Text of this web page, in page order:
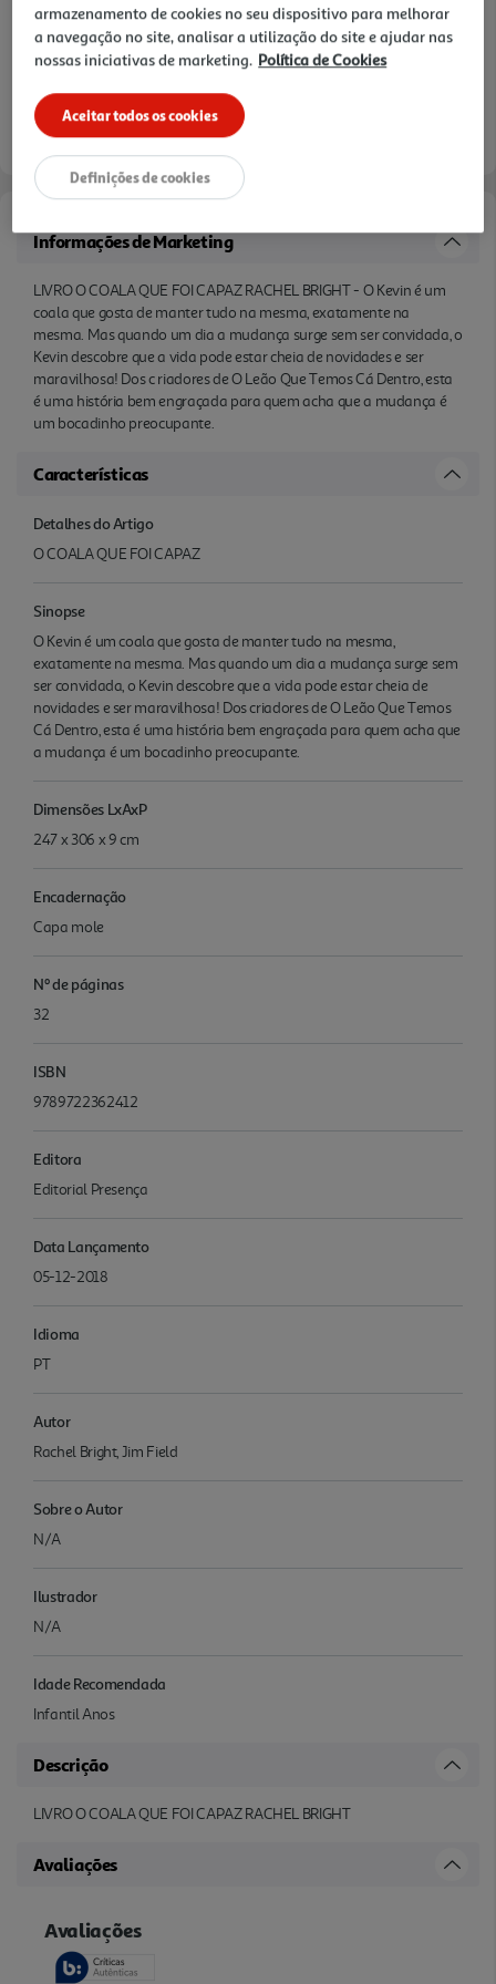
Informações de Marketing
LIVRO O COALA QUE FOI CAPAZ RACHEL BRIGHT - O Kevin é um
coala que gosta de manter tudo na mesma, exatamente na
mesma. Mas quando um dia a mudança surge sem ser convidada, o
Kevin descobre que a vida pode estar cheia de novidades e ser
maravilhosa! Dos c riadores de O Leão Que Temos Cá Dentro, esta
é uma história bem engraçada para quem acha que a mudança é
um bocadinho preocupante.
Características
Detalhes do Artigo
O COALA QUE FOI CAPAZ
Sinopse
O Kevin é um coala que gosta de manter tudo na mesma,
exatamente na mesma. Mas quando um dia a mudança surge sem
ser convidada, o Kevin descobre que a vida pode estar cheia de
novidades e ser maravilhosa! Dos criadores de O Leão Que Temos
Cá Dentro, esta é uma história bem engraçada para quem acha que
a mudança é um bocadinho preocupante.
Dimensões LxAxP
247 x 306 x 9 cm
Encadernação
Capa mole
Nº de páginas
32
ISBN
9789722362412
Editora
Editorial Presença
Data Lançamento
05-12-2018
Idioma
PT
Autor
Rachel Bright, Jim Field
Sobre o Autor
N/A
Ilustrador
N/A
Idade Recomendada
Infantil Anos
Descrição
LIVRO O COALA QUE FOI CAPAZ RACHEL BRIGHT
Avaliações
armazenamento de cookies no seu dispositivo para melhorar
a navegação no site, analisar a utilização do site e ajudar nas
nossas iniciativas de marketing. Política de Cookies
Aceitar todos os cookies
Definições de cookies